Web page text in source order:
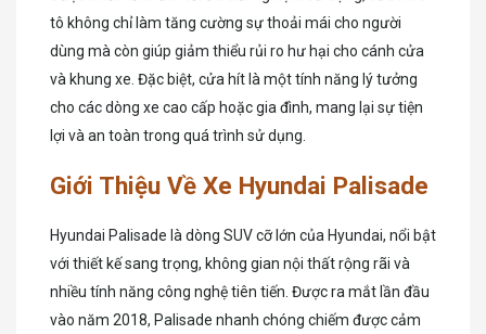
tô không chỉ làm tăng cường sự thoải mái cho người
dùng mà còn giúp giảm thiểu rủi ro hư hại cho cánh cửa
và khung xe. Đặc biệt, cửa hít là một tính năng lý tưởng
cho các dòng xe cao cấp hoặc gia đình, mang lại sự tiện
lợi và an toàn trong quá trình sử dụng.
Giới Thiệu Về Xe Hyundai Palisade
Hyundai Palisade là dòng SUV cỡ lớn của Hyundai, nổi bật
với thiết kế sang trọng, không gian nội thất rộng rãi và
nhiều tính năng công nghệ tiên tiến. Được ra mắt lần đầu
vào năm 2018, Palisade nhanh chóng chiếm được cảm